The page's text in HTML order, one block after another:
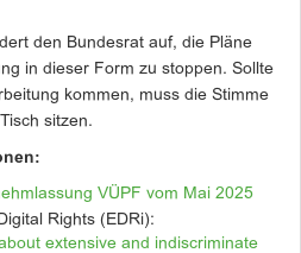
den Bundesrat auf, die Pläne
in dieser Form zu stoppen. Sollte
kommen, muss die Stimme
sitzen.
VÜPF vom Mai 2025
Rights (EDRi):
extensive and indiscriminate